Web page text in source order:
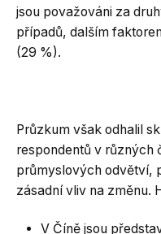
jsou považováni za
případů, dalším
(29 %).
Průzkum však odhalil
respondentů v různých
průmyslových odvětví,
zásadní vliv na změnu.
V Číně jsou